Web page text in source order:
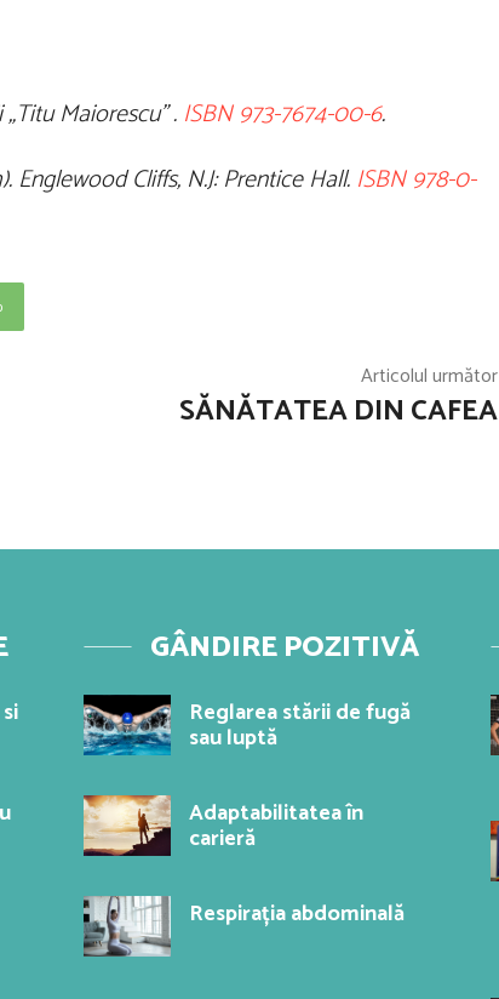
Maiorescu” . ISBN 973-7674-00-6.
Cliffs, N.J: Prentice Hall. ISBN 978-0-
Articolul următor
SĂNĂTATEA DIN CAFEA
GÂNDIRE POZITIVĂ
Reglarea stării de fugă
sau luptă
Adaptabilitatea în
carieră
Respirația abdominală